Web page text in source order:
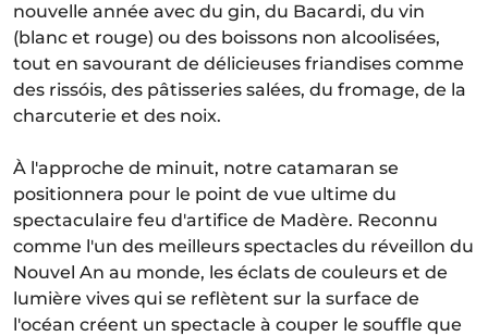
nouvelle année avec du gin, du Bacardi, du vin
(blanc et rouge) ou des boissons non alcoolisées,
tout en savourant de délicieuses friandises comme
des rissóis, des pâtisseries salées, du fromage, de la
charcuterie et des noix.
À l'approche de minuit, notre catamaran se
positionnera pour le point de vue ultime du
spectaculaire feu d'artifice de Madère. Reconnu
comme l'un des meilleurs spectacles du réveillon du
Nouvel An au monde, les éclats de couleurs et de
lumière vives qui se reflètent sur la surface de
l'océan créent un spectacle à couper le souffle que